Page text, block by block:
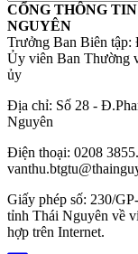
CỔNG THÔNG
NGUYÊN
Trưởng Ban Biên
Ủy viên Ban Thường
ủy
Địa chỉ: Số 28 -
Nguyên
Điện thoại: 0208
Giấy phép số: 230/
tỉnh Thái Nguyên về
hợp trên Internet.